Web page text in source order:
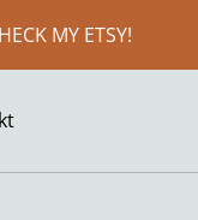
MY ETSY!